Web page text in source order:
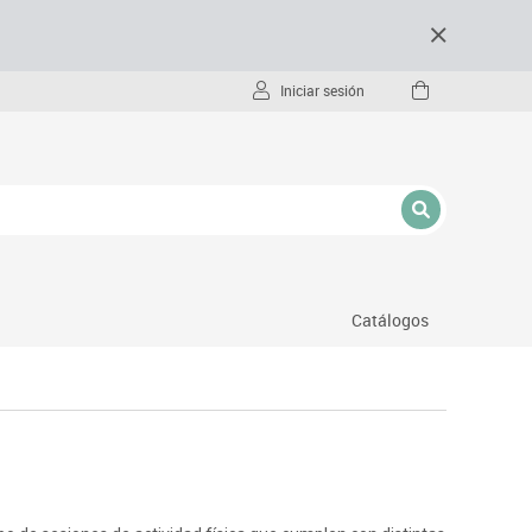
Iniciar sesión
Catálogos